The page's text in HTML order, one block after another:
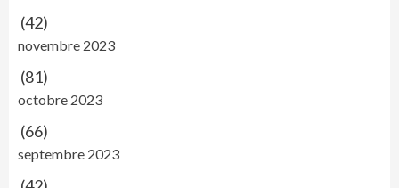
(42)
novembre 2023
(81)
octobre 2023
(66)
septembre 2023